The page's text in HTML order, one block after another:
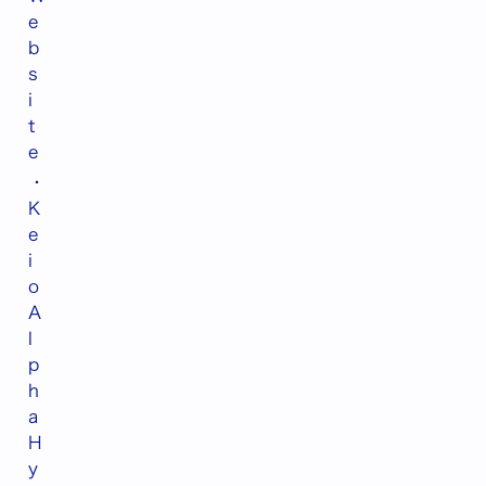
e
b
s
i
t
e
・
K
e
i
o
A
p
h
a
H
y